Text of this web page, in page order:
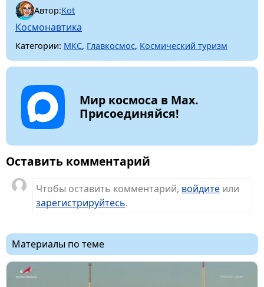
Автор:Kot
Космонавтика
Категории: МКС, Главкосмос, Космический туризм
Мир космоса в Max.
Присоединяйся!
Оставить комментарий
Чтобы оставить комментарий, войдите или
зарегистрируйтесь.
Материалы по теме